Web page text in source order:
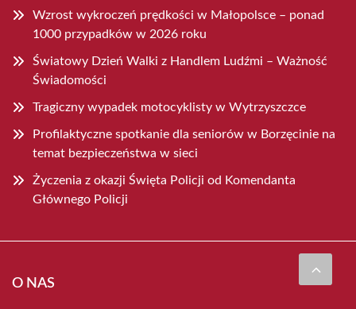
Wzrost wykroczeń prędkości w Małopolsce – ponad
1000 przypadków w 2026 roku
Światowy Dzień Walki z Handlem Ludźmi – Ważność
Świadomości
Tragiczny wypadek motocyklisty w Wytrzyszczce
Profilaktyczne spotkanie dla seniorów w Borzęcinie na
temat bezpieczeństwa w sieci
Życzenia z okazji Święta Policji od Komendanta
Głównego Policji
O NAS